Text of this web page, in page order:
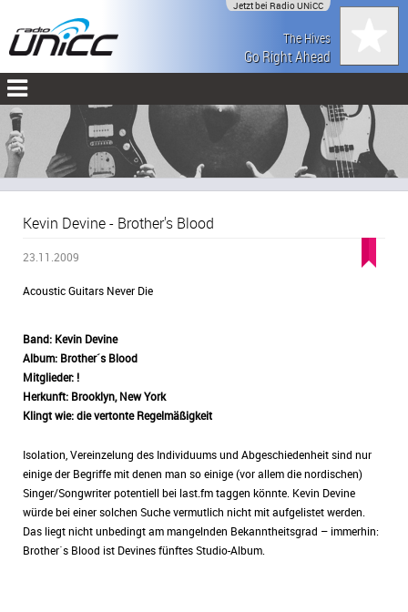
Jetzt bei Radio UNiCC
The Hives
Go Right Ahead
Kevin Devine - Brother's Blood
23.11.2009
Acoustic Guitars Never Die
Band: Kevin Devine
Album: Brother´s Blood
Mitglieder: !
Herkunft: Brooklyn, New York
Klingt wie: die vertonte Regelmäßigkeit
Isolation, Vereinzelung des Individuums und Abgeschiedenheit sind nur
einige der Begriffe mit denen man so einige (vor allem die nordischen)
Singer/Songwriter potentiell bei last.fm taggen könnte. Kevin Devine
würde bei einer solchen Suche vermutlich nicht mit aufgelistet werden.
Das liegt nicht unbedingt am mangelnden Bekanntheitsgrad – immerhin:
Brother´s Blood ist Devines fünftes Studio-Album.